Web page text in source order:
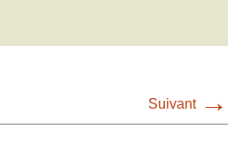
Suivant →